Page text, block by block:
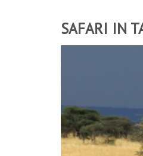
SAFARI IN